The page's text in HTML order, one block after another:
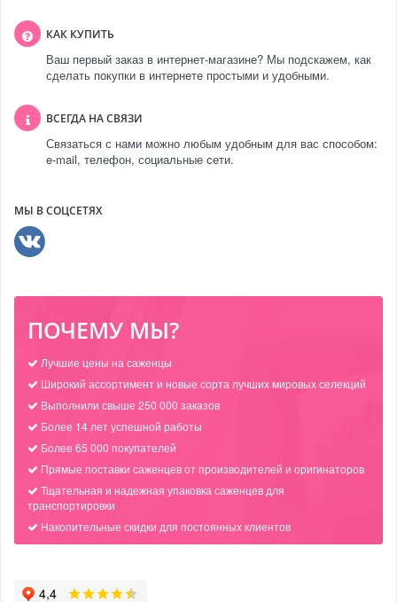
КАК КУПИТЬ
Ваш первый заказ в интернет-магазине? Мы подскажем, как
сделать покупки в интернете простыми и удобными.
ВСЕГДА НА СВЯЗИ
Связаться с нами можно любым удобным для вас способом:
e-mail, телефон, социальные сети.
МЫ В СОЦСЕТЯХ
ПОЧЕМУ МЫ?
Лучшие цены на саженцы
Широкий ассортимент и новые сорта лучших мировых селекций
Выполнили свыше 250 000 заказов
Более 14 лет успешной работы
Более 65 000 покупателей
Прямые поставки саженцев от производителей и оригинаторов
Тщательная и надежная упаковка саженцев для
транспортировки
Накопительные скидки для постоянных клиентов